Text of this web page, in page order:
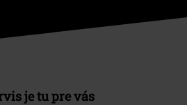
je tu pre vás